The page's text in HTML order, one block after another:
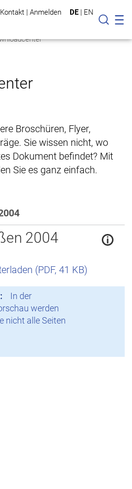
Kontakt | Anmelden DE | EN
Suche
Broschüren, Flyer,
Sie wissen nicht, wo
Dokument befindet? Mit
Sie es ganz einfach.
2004
(PDF, 41 KB)
In der
werden
nicht alle Seiten